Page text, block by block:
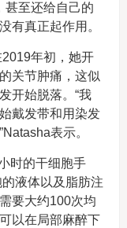
甚至还给自己的
有真正起作用。
年初，她开
关节肿痛，这似
开始脱落。“我
戴发带和用染发
表示。
时的干细胞手
液体以及脂肪注
要大约100次均
以在局部麻醉下